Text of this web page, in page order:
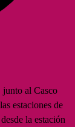
al Casco
estaciones de
la estación